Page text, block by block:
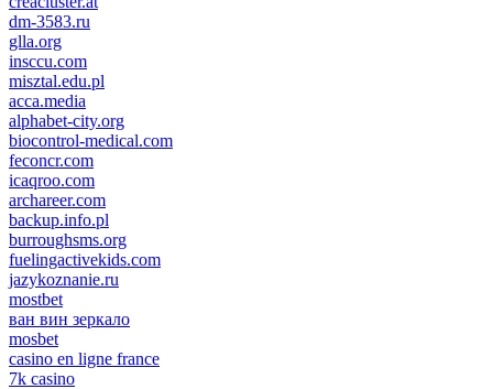
dm-3583.ru
glla.org
insccu.com
misztal.edu.pl
acca.media
alphabet-city.org
biocontrol-medical.com
feconcr.com
icaqroo.com
archareer.com
backup.info.pl
burroughsms.org
fuelingactivekids.com
jazykoznanie.ru
mostbet
ван вин зеркало
mosbet
casino en ligne france
7k casino